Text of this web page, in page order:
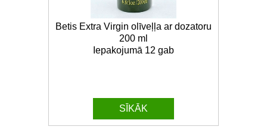
Betis Extra Virgin olīveļļa ar dozatoru
200 ml
Iepakojumā 12 gab
SĪKĀK